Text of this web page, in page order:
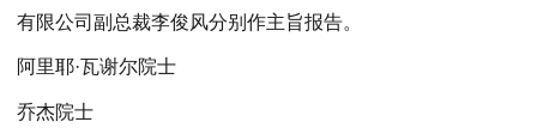
有限公司副总裁李俊风分别作主旨报告。
阿里耶·瓦谢尔院士
乔杰院士